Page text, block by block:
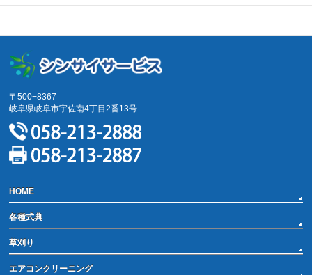
〒500−8367
岐阜県岐阜市宇佐南4丁目2番13号
HOME
各種式典
草刈り
エアコンクリーニング